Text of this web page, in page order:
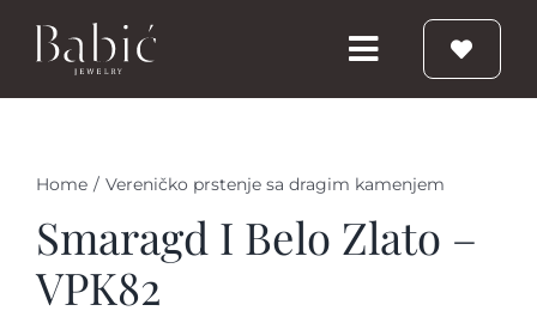
Toggle
Navigation
Prstenje
Home / Vereničko prstenje sa dragim kamenjem
Smaragd I Belo Zlato –
VPK82